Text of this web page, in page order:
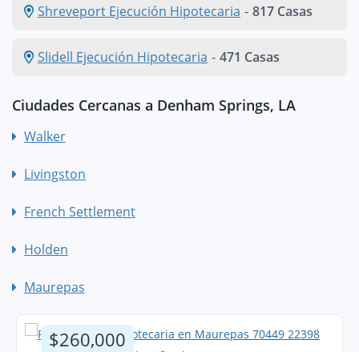
Shreveport Ejecución Hipotecaria - 817 Casas
Slidell Ejecución Hipotecaria - 471 Casas
Ciudades Cercanas a Denham Springs, LA
Walker
Livingston
French Settlement
Holden
Maurepas
$260,000